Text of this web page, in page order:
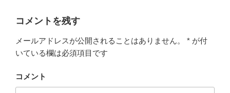
ー
コメントを残す
メールアドレスが公開されることはありません。 * が付
いている欄は必須項目です
コメント